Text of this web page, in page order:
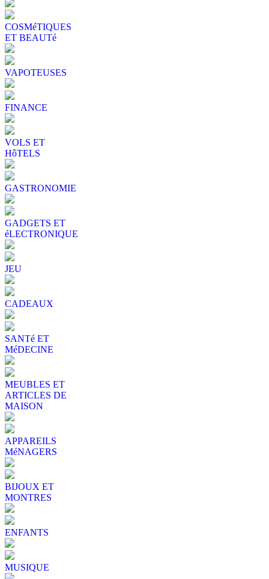
COSMéTIQUES
ET BEAUTé
VAPOTEUSES
FINANCE
VOLS ET
HôTELS
GASTRONOMIE
GADGETS ET
éLECTRONIQUE
JEU
CADEAUX
SANTé ET
MéDECINE
MEUBLES ET
ARTICLES DE
MAISON
APPAREILS
MéNAGERS
BIJOUX ET
MONTRES
ENFANTS
MUSIQUE